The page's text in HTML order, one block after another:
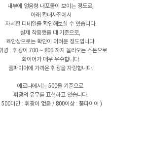
내부에 얼음형 내포물이 보이는 정도로,
아래 확대사진에서
자세한 디테일을 확인해보실 수 있습니다.
실제 착용했을 때 기준으로,
육안상으로는 확인이 어려운 정도입니다.
광 : 휘광이 700 ~ 800 까지 올라오는 스톤으로
화이어가 매우 우수합니다.
풀파이어에 가까운 휘광을 자랑합니다.
예르나에서는 500을 기준으로
휘광의 유무를 표현하고 있습니다.
500미만 : 휘광이 없음 / 800이상 : 풀파이어 )